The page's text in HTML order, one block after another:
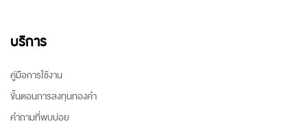
บริการ
คู่มือการใช้งาน
ขั้นตอนการลงทุนทองคำ
คำถามที่พบบ่อย